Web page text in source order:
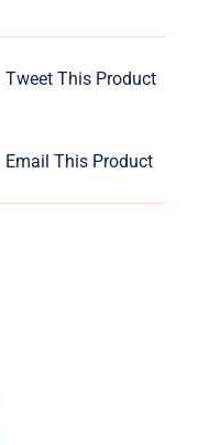
Tweet This Product
Email This Product